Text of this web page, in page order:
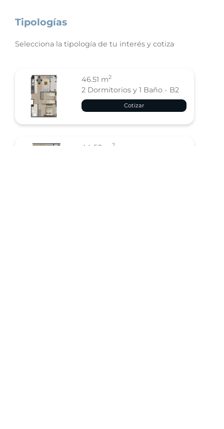
Tipologías
Selecciona la tipología de tu interés y cotiza
46.51 m2
2 Dormitorios y 1 Baño - B2
Cotizar
44.60 m 2